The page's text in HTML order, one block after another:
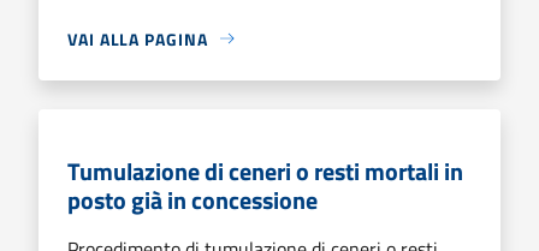
VAI ALLA PAGINA
Tumulazione di ceneri o resti mortali in
posto già in concessione